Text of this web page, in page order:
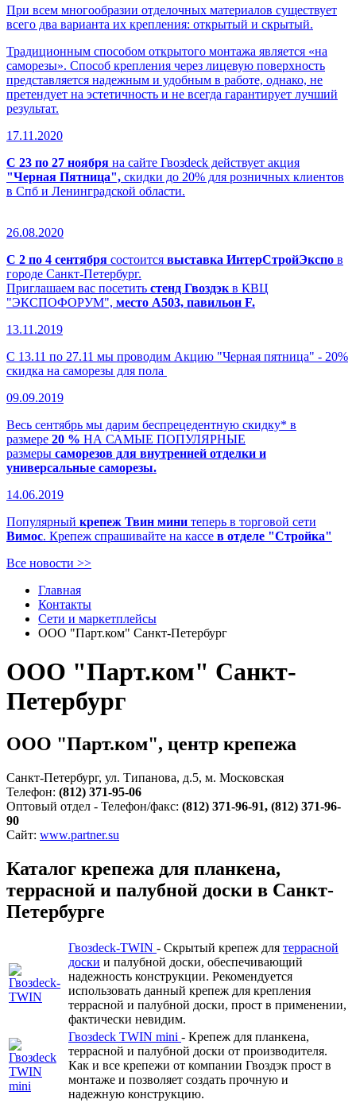
При всем многообразии отделочных материалов существует
всего два варианта их крепления: открытый и скрытый.
Традиционным способом открытого монтажа является «на
саморезы». Способ крепления через лицевую поверхность
представляется надежным и удобным в работе, однако, не
претендует на эстетичность и не всегда гарантирует лучший
результат.
17.11.2020
С 23 по 27 ноября на сайте Гвозdeck действует акция
"Черная Пятница", скидки до 20% для розничных клиентов
в Спб и Ленинградской области.
26.08.2020
С 2 по 4 сентября состоится выставка ИнтерСтройЭкспо в
городе Санкт-Петербург.
Приглашаем вас посетить стенд Гвоздэк в КВЦ
"ЭКСПОФОРУМ", место А503, павильон F.
13.11.2019
С 13.11 по 27.11 мы проводим Акцию "Черная пятница" - 20%
скидка на саморезы для пола
09.09.2019
Весь сентябрь мы дарим беспрецедентную скидку* в
размере 20 % НА САМЫЕ ПОПУЛЯРНЫЕ
размеры саморезов для внутренней отделки и
универсальные саморезы.
14.06.2019
Популярный крепеж Твин мини теперь в торговой сети
Вимос. Крепеж спрашивайте на кассе в отделе "Стройка"
Все новости >>
Главная
Контакты
Сети и маркетплейсы
ООО "Парт.ком" Санкт-Петербург
ООО "Парт.ком" Санкт-
Петербург
ООО "Парт.ком", центр крепежа
Санкт-Петербург, ул. Типанова, д.5, м. Московская
Телефон: (812) 371-95-06
Оптовый отдел - Телефон/факс: (812) 371-96-91, (812) 371-96-
90
Сайт: www.partner.su
Каталог крепежа для планкена,
террасной и палубной доски в Санкт-
Петербурге
Гвозdeck-TWIN - Скрытый крепеж для террасной
доски и палубной доски, обеспечивающий
надежность конструкции. Рекомендуется
использовать данный крепеж для крепления
террасной и палубной доски, прост в применении,
фактически невидим.
Гвозdeck TWIN mini - Крепеж для планкена,
террасной и палубной доски от производителя.
Как и все крепежи от компании Гвоздэк прост в
монтаже и позволяет создать прочную и
надежную конструкцию.